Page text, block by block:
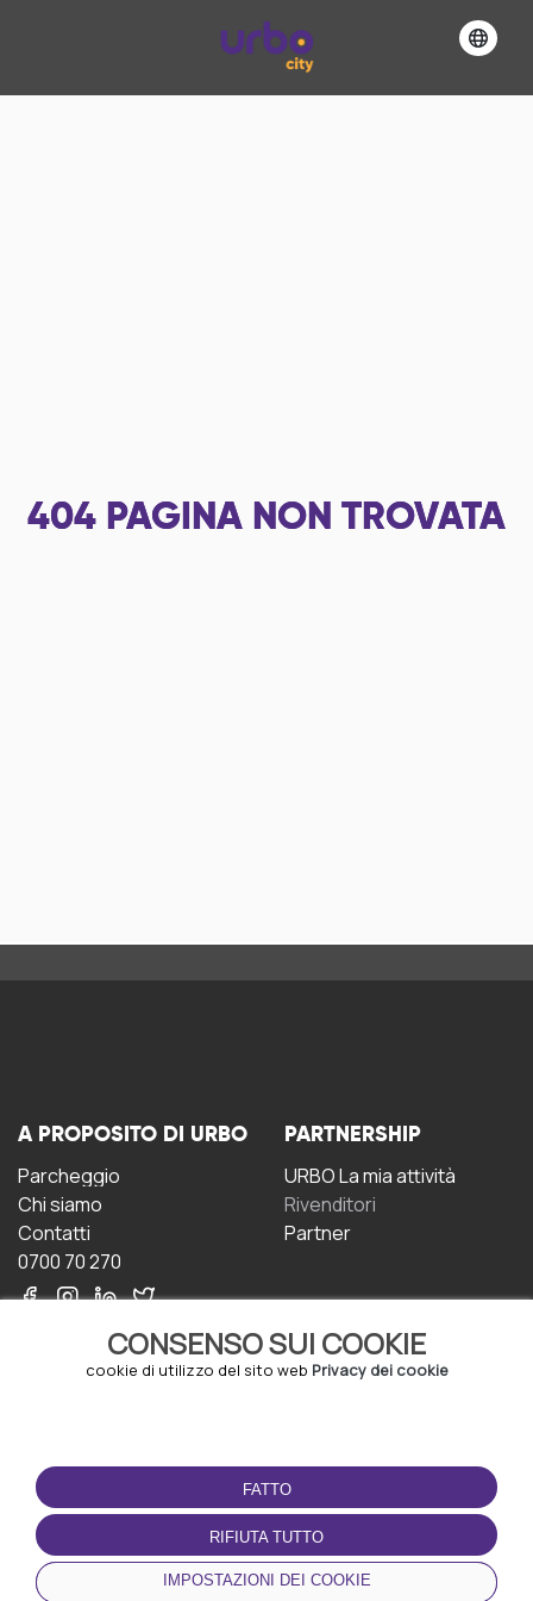
404 PAGINA NON TROVATA
CONSENSO SUI COOKIE
cookie di utilizzo del sito web Privacy dei cookie
FATTO
RIFIUTA TUTTO
IMPOSTAZIONI DEI COOKIE
A PROPOSITO DI URBO
Parcheggio
Chi siamo
Contatti
0700 70 270
PARTNERSHIP
URBO La mia attività
Rivenditori
Partner
CONDIZIONI D'USO
Termini e Condizioni
Politica sulla riservatezza
Gestione dei Cookie
SCARICA L'APP